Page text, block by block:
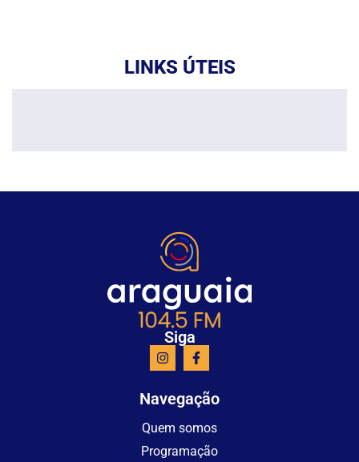
LINKS ÚTEIS
Siga
Navegação
Quem somos
Programação